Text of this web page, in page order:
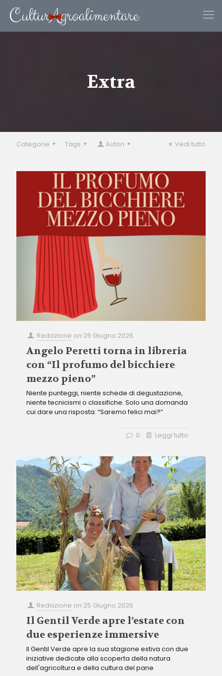
Extra
Categorie Tags Autori Vedi tutto
Redazione on 26 Giugno 2026
Angelo Peretti torna in libreria
con “Il profumo del bicchiere
mezzo pieno”
Niente punteggi, niente schede di degustazione,
niente tecnicismi o classifiche. Solo una domanda
cui dare una risposta: “Saremo felici mai?”
0 Leggi tutto
Redazione on 25 Giugno 2026
Il Gentil Verde apre l’estate con
due esperienze immersive
Il Gentil Verde apre la sua stagione estiva con due
iniziative dedicate alla scoperta della natura
dell'agricoltura e della cultura del pane